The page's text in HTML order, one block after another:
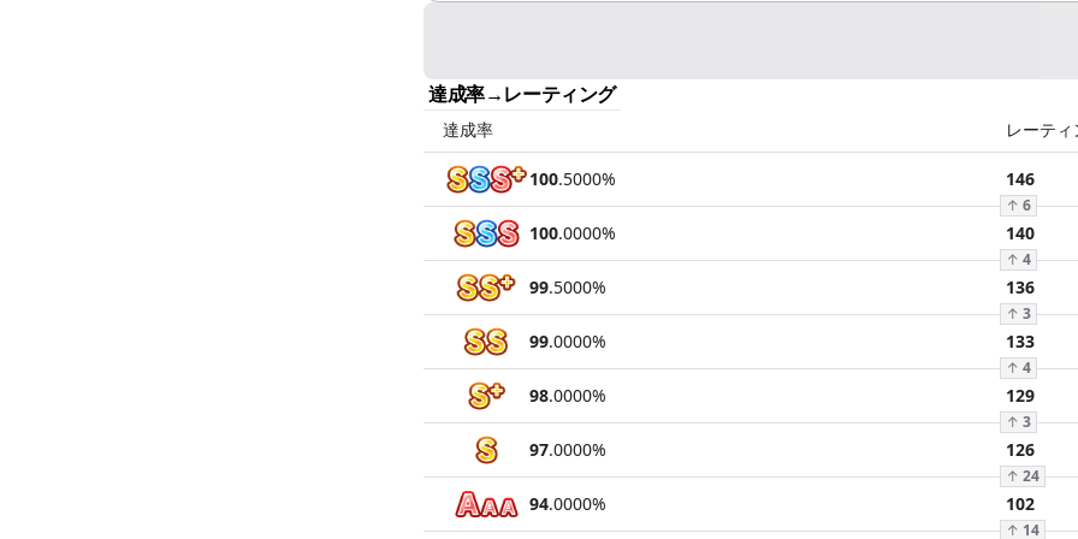
達成率→レーティング
達成率 レーティ
100.5000% 146
↑ 6
100.0000% 140
↑ 4
99.5000% 136
↑ 3
99.0000% 133
↑ 4
98.0000% 129
↑ 3
97.0000% 126
↑ 24
94.0000% 102
↑ 14